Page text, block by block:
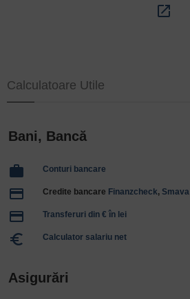
open_in_new
Calculatoare Utile
Bani, Bancă
work Conturi bancare
payment Credite bancare Finanzcheck, Smava
payment Transferuri din € în lei
euro_symbol Calculator salariu net
Asigurări